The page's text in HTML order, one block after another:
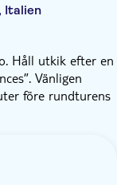
Italien
Håll utkik efter en
Vänligen
före rundturens